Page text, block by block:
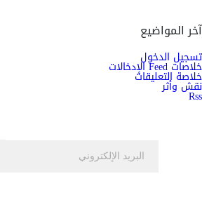
آخر المواضيع
تسجيل الدخول
خلاصات Feed الإدخالات
خلاصة التعليقات
نقش وأثر
Rss